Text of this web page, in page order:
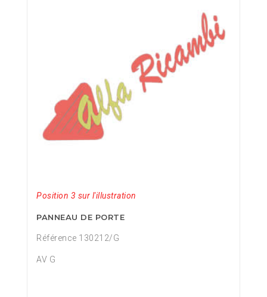
Position 3 sur l'illustration
PANNEAU DE PORTE
Référence 130212/G
AV G